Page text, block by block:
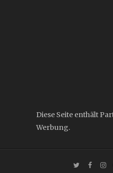
Diese Seite enthält
Werbung.